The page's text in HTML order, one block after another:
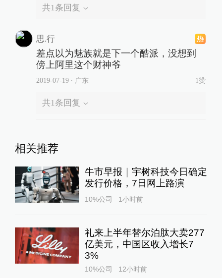
共1条回复
思.行
差点以为魅族就是下一个酷派，没想到
傍上阿里这个财神爷
2019-07-19∙ 广东 1赞
共1 条回复
相关推荐
牛市早报｜宇树科技今日确定
发行价格，7日网上路演
10%公司 1小时前
礼来上半年替尔泊肽大卖277
亿美元，中国区收入增长7
3%
10%公司 12小时前